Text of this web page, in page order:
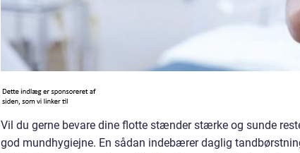
Vil du gerne bevare dine flotte stænder stærke og sunde
god mundhygiejne. En sådan indebærer daglig